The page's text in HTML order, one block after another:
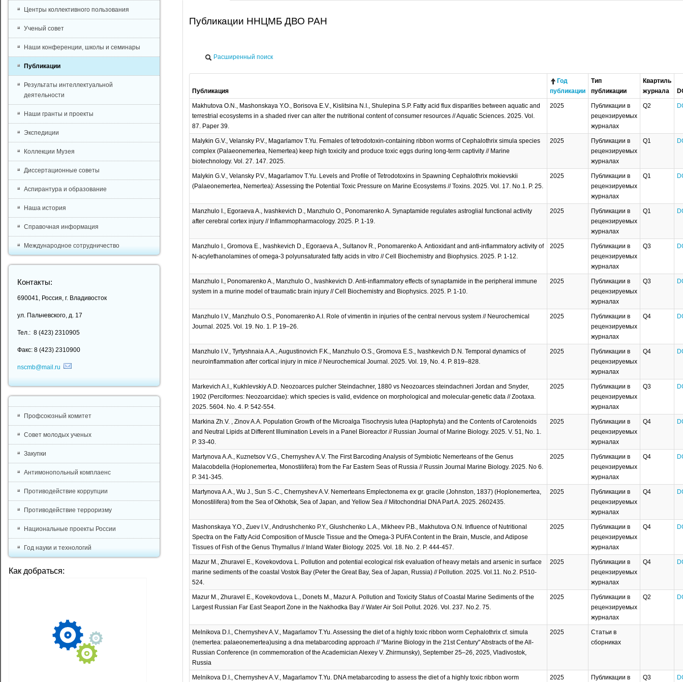
Публикации ННЦМБ ДВО РАН
Расширенный поиск
Публикация
Год
публикации
Тип
публикации
Квартиль
журнала
Makhutova O.N., Mashonskaya Y.O., Borisova E.V., Kislitsina N.I., Shulepina S.P. Fatty acid flux disparities between aquatic and
terrestrial ecosystems in a shaded river can alter the nutritional content of consumer resources // Aquatic Sciences. 2025. Vol.
87. Paper 39.
2025
Публикации в
рецензируемых
журналах
Q2
Malykin G.V., Velansky P.V., Magarlamov T.Yu. Females of tetrodotoxin-containing ribbon worms of Cephalothrix simula species
complex (Palaeonemertea, Nemertea) keep high toxicity and produce toxic eggs during long-term captivity // Marine
biotechnology. Vol. 27. 147. 2025.
2025
Публикации в
рецензируемых
журналах
Q1
Malykin G.V., Velansky P.V., Magarlamov T.Yu. Levels and Profile of Tetrodotoxins in Spawning Cephalothrix mokievskii
(Palaeonemertea, Nemertea): Assessing the Potential Toxic Pressure on Marine Ecosystems // Toxins. 2025. Vol. 17. No.1. P. 25.
2025
Публикации в
рецензируемых
журналах
Q1
Manzhulo I., Egoraeva A., Ivashkevich D., Manzhulo O., Ponomarenko A. Synaptamide regulates astroglial functional activity
after cerebral cortex injury // Inflammopharmacology. 2025. P. 1-19.
2025
Публикации в
рецензируемых
журналах
Q1
Manzhulo I., Gromova E., Ivashkevich D., Egoraeva A., Sultanov R., Ponomarenko A. Antioxidant and anti-inflammatory activity of
N-acylethanolamines of omega-3 polyunsaturated fatty acids in vitro // Cell Biochemistry and Biophysics. 2025. P. 1-12.
2025
Публикации в
рецензируемых
журналах
Q3
Manzhulo I., Ponomarenko A., Manzhulo O., Ivashkevich D. Anti-inflammatory effects of synaptamide in the peripheral immune
system in a murine model of traumatic brain injury // Cell Biochemistry and Biophysics. 2025. P. 1-10.
2025
Публикации в
рецензируемых
журналах
Q3
Manzhulo I.V., Manzhulo O.S., Ponomarenko A.I. Role of vimentin in injuries of the central nervous system // Neurochemical
Journal. 2025. Vol. 19. No. 1. P. 19–26.
2025
Публикации в
рецензируемых
журналах
Q4
Manzhulo I.V., Tyrtyshnaia A.A., Augustinovich F.K., Manzhulo O.S., Gromova E.S., Ivashkevich D.N. Temporal dynamics of
neuroinflammation after cortical injury in mice // Neurochemical Journal. 2025. Vol. 19, No. 4. P. 819–828.
2025
Публикации в
рецензируемых
журналах
Q4
Markevich A.I., Kukhlevskiy A.D. Neozoarces pulcher Steindachner, 1880 vs Neozoarces steindachneri Jordan and Snyder,
1902 (Perciformes: Neozoarcidae): which species is valid, evidence on morphological and molecular-genetic data // Zootaxa.
2025. 5604. No. 4. P. 542-554.
2025
Публикации в
рецензируемых
журналах
Q3
Markina Zh.V. , Zinov A.A. Population Growth of the Microalga Tisochrysis lutea (Haptophyta) and the Contents of Carotenoids
and Neutral Lipids at Different Illumination Levels in a Panel Bioreactor // Russian Journal of Marine Biology. 2025. V. 51, No. 1.
P. 33-40.
2025
Публикации в
рецензируемых
журналах
Q4
Martynova A.A., Kuznetsov V.G., Chernyshev A.V. The First Barcoding Analysis of Symbiotic Nemerteans of the Genus
Malacobdella (Hoplonemertea, Monostilifera) from the Far Eastern Seas of Russia // Russin Journal Marine Biology. 2025. No 6.
P. 341-345.
2025
Публикации в
рецензируемых
журналах
Q4
Martynova A.A., Wu J., Sun S.-C., Chernyshev A.V. Nemerteans Emplectonema ex gr. gracile (Johnston, 1837) (Hoplonemertea,
Monostilifera) from the Sea of Okhotsk, Sea of Japan, and Yellow Sea // Mitochondrial DNA Part A. 2025. 2602435.
2025
Публикации в
рецензируемых
журналах
Q4
Mashonskaya Y.O., Zuev I.V., Andrushchenko P.Y., Glushchenko L.A., Mikheev P.B., Makhutova O.N. Influence of Nutritional
Spectra on the Fatty Acid Composition of Muscle Tissue and the Omega-3 PUFA Content in the Brain, Muscle, and Adipose
Tissues of Fish of the Genus Thymallus // Inland Water Biology. 2025. Vol. 18. No. 2. P. 444-457.
2025
Публикации в
рецензируемых
журналах
Q4
Mazur M., Zhuravel E., Kovekovdova L. Pollution and potential ecological risk evaluation of heavy metals and arsenic in surface
marine sediments of the coastal Vostok Bay (Peter the Great Bay, Sea of Japan, Russia) // Pollution. 2025. Vol.11. No.2. P.510-
524.
2025
Публикации в
рецензируемых
журналах
Q4
Mazur M., Zhuravel E., Kovekovdova L., Donets M., Mazur A. Pollution and Toxicity Status of Coastal Marine Sediments of the
Largest Russian Far East Seaport Zone in the Nakhodka Bay // Water Air Soil Pollut. 2026. Vol. 237. No.2. 75.
2025
Публикации в
рецензируемых
журналах
Q2
Melnikova D.I., Chernyshev A.V., Magarlamov T.Yu. Assessing the diet of a highly toxic ribbon worm Cephalothrix cf. simula
(nemertea: palaeonemertea)using a dna metabarcoding approach // "Marine Biology in the 21st Century" Abstracts of the All-
Russian Conference (in commemoration of the Academician Alexey V. Zhirmunsky), September 25–26, 2025, Vladivostok,
Russia
2025
Статьи в
сборниках
Melnikova D.I., Chernyshev A.V., Magarlamov T.Yu. DNA metabarcoding to assess the diet of a highly toxic ribbon worm
2025
Публикации в
Q3
Центры коллективного пользования
Ученый совет
Наши конференции, школы и семинары
Публикации
Результаты интеллектуальной
деятельности
Наши гранты и проекты
Экспедиции
Коллекции Музея
Диссертационные советы
Аспирантура и образование
Наша история
Справочная информация
Международное сотрудничество
Контакты:
690041, Россия, г. Владивосток
ул. Пальчевского, д. 17
Тел.: 8 (423) 2310905
Факс: 8 (423) 2310900
nscmb@mail.ru
Профсоюзный комитет
Совет молодых ученых
Закупки
Антимонопольный комплаенс
Противодействие коррупции
Противодействие терроризму
Национальные проекты России
Год науки и технологий
Как добраться: